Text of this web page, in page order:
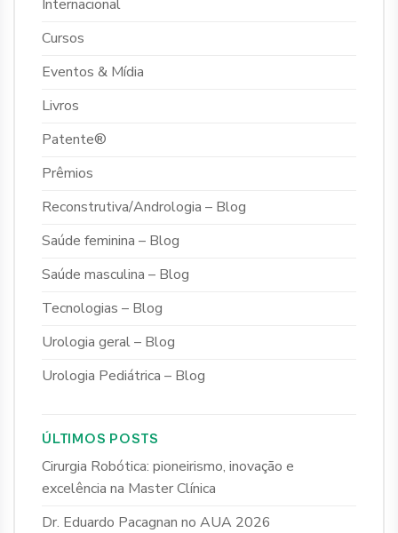
Internacional
Cursos
Eventos & Mídia
Livros
Patente®
Prêmios
Reconstrutiva/Andrologia – Blog
Saúde feminina – Blog
Saúde masculina – Blog
Tecnologias – Blog
Urologia geral – Blog
Urologia Pediátrica – Blog
ÚLTIMOS POSTS
Cirurgia Robótica: pioneirismo, inovação e
excelência na Master Clínica
Dr. Eduardo Pacagnan no AUA 2026